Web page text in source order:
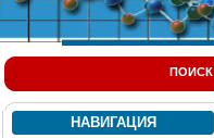
ПОИСК
НАВИГАЦИЯ